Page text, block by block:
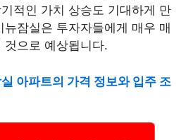
적인 가치 상승도 기대하게 만
잠실은 투자자들에게 매우 매
것으로 예상됩니다.
아파트의 가격 정보와 입주 조